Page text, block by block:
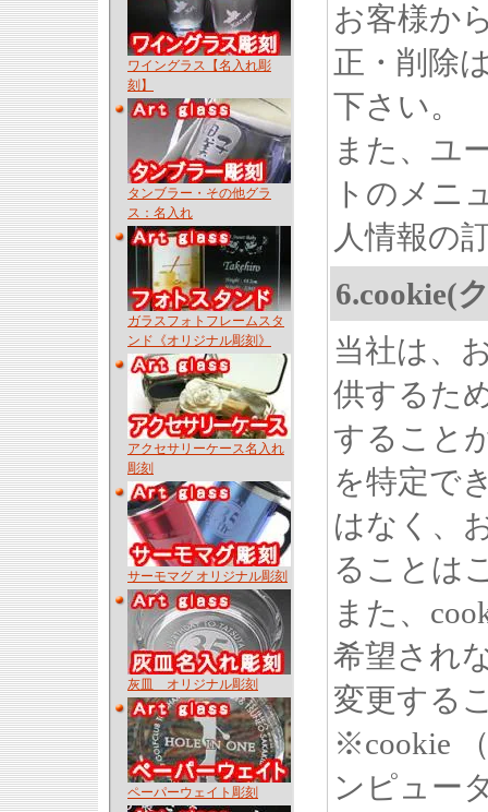
ワイングラス【名入れ彫
刻】
タンブラー・その他グラ
ス：名入れ
ガラスフォトフレームスタ
ンド《オリジナル彫刻》
アクセサリーケース名入れ
彫刻
サーモマグ オリジナル彫刻
灰皿 オリジナル彫刻
ペーパーウェイト彫刻
お客様か
正・削除
下さい。
また、ユ
トのメニ
人情報の
6.cookie(
当社は、
供するた
すること
を特定で
はなく、
ることは
また、
希望され
変更する
※cookie
ンピュー